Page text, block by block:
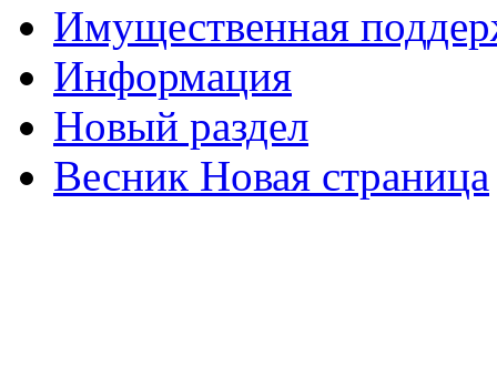
Имущественная
Информация
Новый раздел
Весник Новая страница